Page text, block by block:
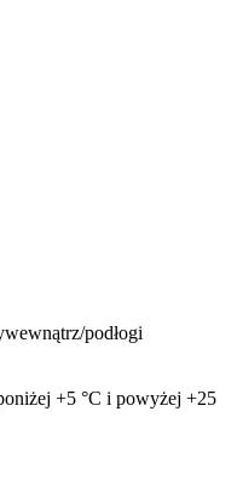
podłogi
+5 °C i powyżej +25